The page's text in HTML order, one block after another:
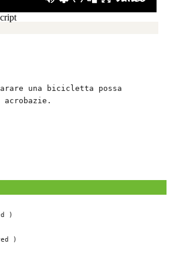
una bicicletta possa
acrobazie.
)
)